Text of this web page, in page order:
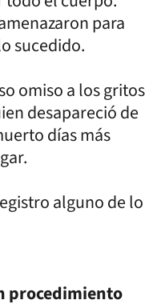
para
sucedido.
omiso a los gritos
desapareció de
días más
alguno de lo
procedimiento